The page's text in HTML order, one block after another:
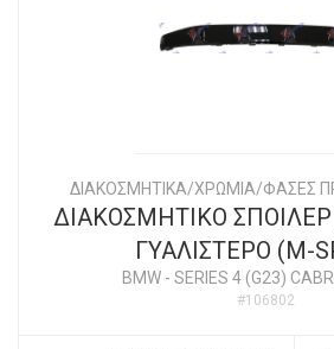
ΔΙΑΚΟΣΜΗΤΙΚΑ/ΧΡΩΜΙΑ/ΦΑΣΕΣ
ΔΙΑΚΟΣΜΗΤΙΚΟ
ΓΥΑΛΙΣΤΕΡΟ (M-
BMW - SERIES 4 (G23)
#106802